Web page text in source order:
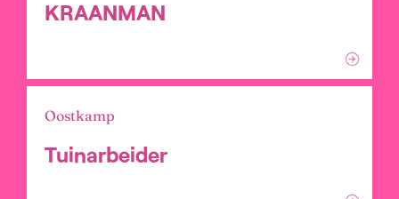
KRAANMAN
Oostkamp
Tuinarbeider